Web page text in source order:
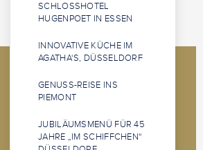
SCHLOSSHOTEL
HUGENPOET IN ESSEN
INNOVATIVE KÜCHE IM
AGATHA‘S, DÜSSELDORF
GENUSS-REISE INS
PIEMONT
JUBILÄUMSMENÜ FÜR 45
JAHRE „IM SCHIFFCHEN“
2026 Jeunes
Sommeliers
Competition
2026 Jeunes
Sommeliers
Competition